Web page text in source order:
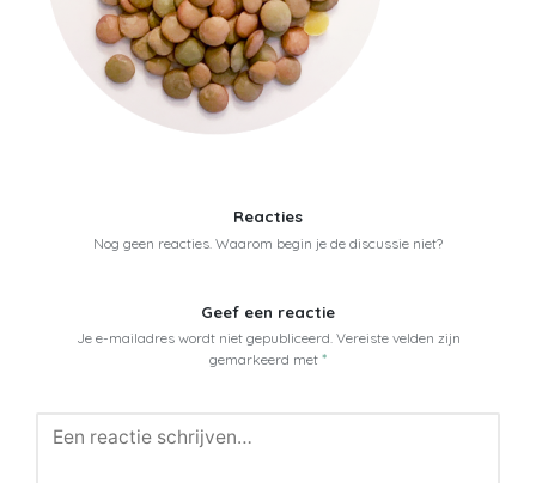
Reacties
Nog geen reacties. Waarom begin je de discussie niet?
Geef een reactie
Je e-mailadres wordt niet gepubliceerd. Vereiste velden zijn
gemarkeerd met *